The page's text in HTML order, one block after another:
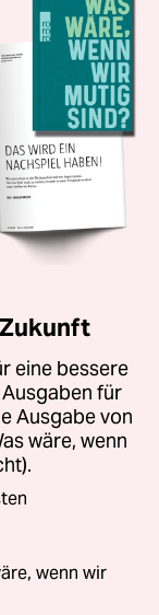
eine bessere
für
Ausgabe von
wäre, wenn
wenn wir